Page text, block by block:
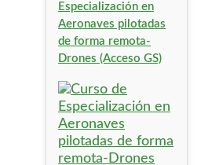
Especialización en
Aeronaves pilotadas
de forma remota-
Drones (Acceso GS)